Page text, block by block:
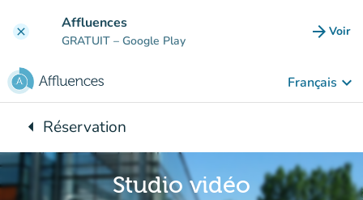
clear Affluences
GRATUIT – Google Play arrow_forward Voir
Français keyboard_arrow_down
arrow_leftRetour à :
Réservation
Studio vidéo